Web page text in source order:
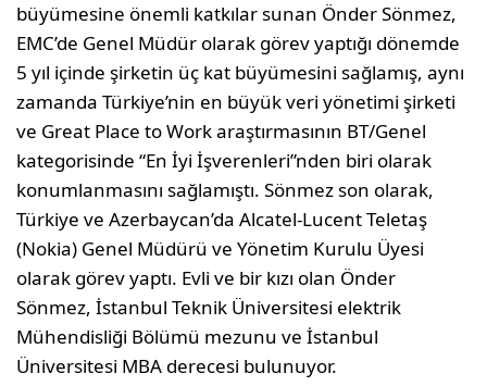
büyümesine önemli katkılar sunan Önder Sönmez,
EMC’de Genel Müdür olarak görev yaptığı dönemde
5 yıl içinde şirketin üç kat büyümesini sağlamış, aynı
zamanda Türkiye’nin en büyük veri yönetimi şirketi
ve Great Place to Work araştırmasının BT/Genel
kategorisinde “En İyi İşverenleri”nden biri olarak
konumlanmasını sağlamıştı. Sönmez son olarak,
Türkiye ve Azerbaycan’da Alcatel-Lucent Teletaş
(Nokia) Genel Müdürü ve Yönetim Kurulu Üyesi
olarak görev yaptı. Evli ve bir kızı olan Önder
Sönmez, İstanbul Teknik Üniversitesi elektrik
Mühendisliği Bölümü mezunu ve İstanbul
Üniversitesi MBA derecesi bulunuyor.